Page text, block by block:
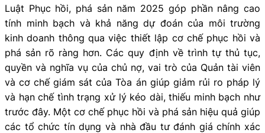
Luật Phục hồi, phá sản năm 2025 góp phần nâng cao
tính minh bạch và khả năng dự đoán của môi trường
kinh doanh thông qua việc thiết lập cơ chế phục hồi và
phá sản rõ ràng hơn. Các quy định về trình tự thủ tục,
quyền và nghĩa vụ của chủ nợ, vai trò của Quản tài viên
và cơ chế giám sát của Tòa án giúp giảm rủi ro pháp lý
và hạn chế tình trạng xử lý kéo dài, thiếu minh bạch như
trước đây. Một cơ chế phục hồi và phá sản hiệu quả giúp
các tổ chức tín dụng và nhà đầu tư đánh giá chính xác